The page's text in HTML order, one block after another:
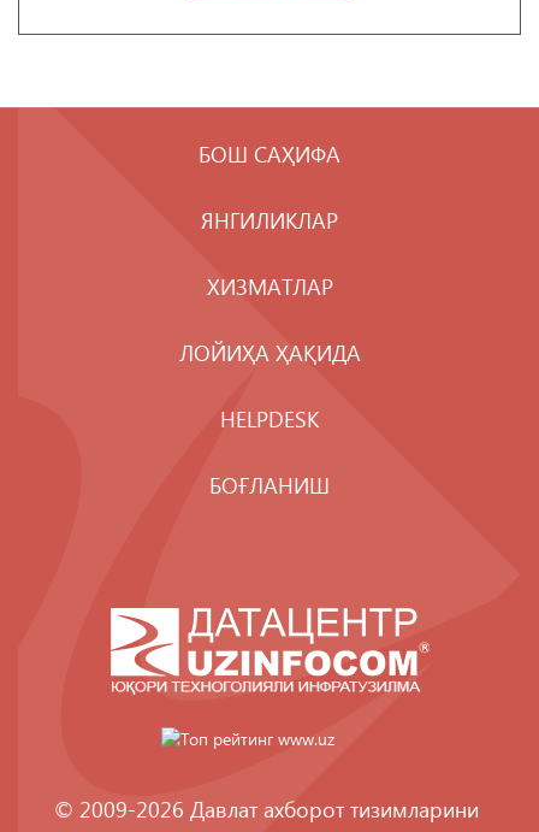
БОШ САҲИФА
ЯНГИЛИКЛАР
ХИЗМАТЛАР
ЛОЙИҲА ҲАҚИДА
HELPDESK
БОҒЛАНИШ
© 2009-2026 Давлат ахборот тизимларини